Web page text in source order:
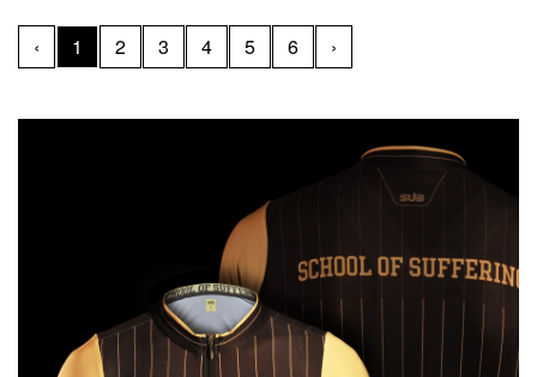
sepanjang balapan. Tapi detik-detik terakhir sebelum finis, ia
sukses meluncur ke posisi terdepan dengan sprint yang
‹ 1 2 3 4 5 6 ›